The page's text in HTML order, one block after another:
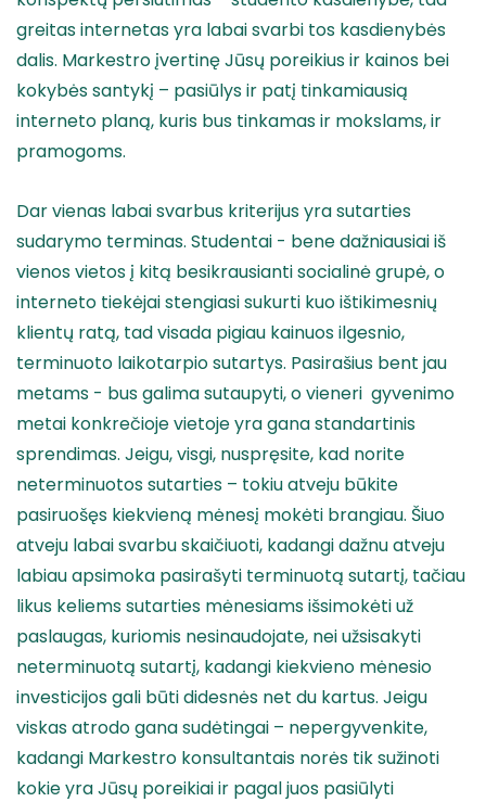
greitas internetas yra labai svarbi tos kasdienybės
dalis. Markestro įvertinę Jūsų poreikius ir kainos bei
kokybės santykį – pasiūlys ir patį tinkamiausią
interneto planą, kuris bus tinkamas ir mokslams, ir
pramogoms.
Dar vienas labai svarbus kriterijus yra sutarties
sudarymo terminas. Studentai - bene dažniausiai iš
vienos vietos į kitą besikrausianti socialinė grupė, o
interneto tiekėjai stengiasi sukurti kuo ištikimesnių
klientų ratą, tad visada pigiau kainuos ilgesnio,
terminuoto laikotarpio sutartys. Pasirašius bent jau
metams - bus galima sutaupyti, o vieneri gyvenimo
metai konkrečioje vietoje yra gana standartinis
sprendimas. Jeigu, visgi, nuspręsite, kad norite
neterminuotos sutarties – tokiu atveju būkite
pasiruošęs kiekvieną mėnesį mokėti brangiau. Šiuo
atveju labai svarbu skaičiuoti, kadangi dažnu atveju
labiau apsimoka pasirašyti terminuotą sutartį, tačiau
likus keliems sutarties mėnesiams išsimokėti už
paslaugas, kuriomis nesinaudojate, nei užsisakyti
neterminuotą sutartį, kadangi kiekvieno mėnesio
investicijos gali būti didesnės net du kartus. Jeigu
viskas atrodo gana sudėtingai – nepergyvenkite,
kadangi Markestro konsultantais norės tik sužinoti
kokie yra Jūsų poreikiai ir pagal juos pasiūlyti